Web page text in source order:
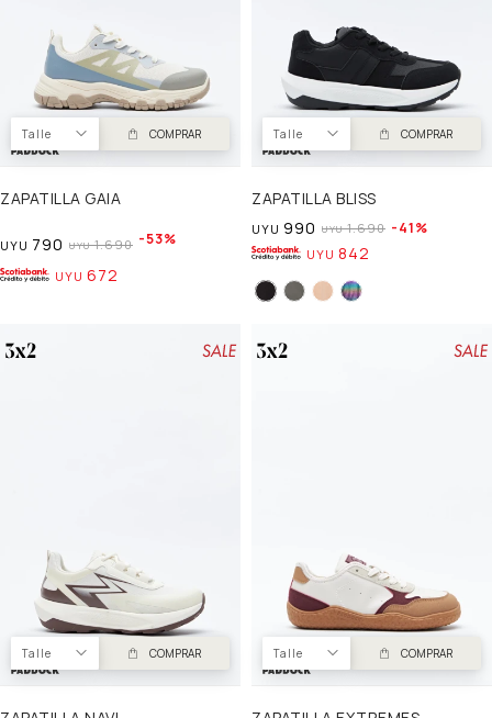
Talle COMPRAR
ZAPATILLA GAIA
UYU 790 UYU 1.690 53
UYU 672
Talle COMPRAR
ZAPATILLA BLISS
UYU 990 UYU 1.690 41
UYU 842
Talle COMPRAR Talle COMPRAR